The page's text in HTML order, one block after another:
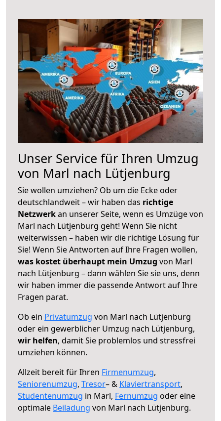
Unser Service für Ihren Umzug
von Marl nach Lütjenburg
Sie wollen umziehen? Ob um die Ecke oder
deutschlandweit – wir haben das richtige
Netzwerkan unserer Seite, wenn es Umzüge von
Marl nach Lütjenburg geht! Wenn Sie nicht
weiterwissen – haben wir die richtige Lösung für
Sie! Wenn Sie Antworten auf Ihre Fragen wollen,
was kostet überhaupt mein Umzug von Marl
nach Lütjenburg – dann wählen Sie sie uns, denn
wir haben immer die passende Antwort auf Ihre
Fragen parat.
Ob ein Privatumzug von Marl nach Lütjenburg
oder ein gewerblicher Umzug nach Lütjenburg,
wir helfen, damit Sie problemlos und stressfrei
umziehen können.
Allzeit bereit für Ihren Firmenumzug,
Seniorenumzug, Tresor– & Klaviertransport,
Studentenumzug in Marl, Fernumzug oder eine
optimale Beiladung von Marl nach Lütjenburg.